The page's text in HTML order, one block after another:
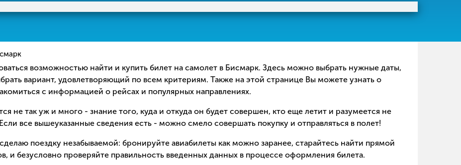
возможностью найти и купить билет на самолет в Бисмарк. Здесь можно выбрать нужные даты,
вариант, удовлетворяющий по всем критериям. Также на этой странице Вы можете узнать о
с информацией о рейсах и популярных направлениях.
не так уж и много - знание того, куда и откуда он будет совершен, кто еще летит и разумеется не
все вышеуказанные сведения есть - можно смело совершать покупку и отправляться в полет!
поездку незабываемой: бронируйте авиабилеты как можно заранее, старайтесь найти прямой
и безусловно проверяйте правильность введенных данных в процессе оформления билета.